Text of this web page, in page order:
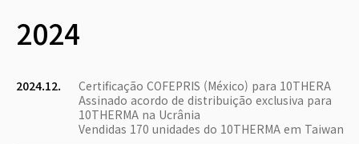
2024
2024.12.
Certificação COFEPRIS (México) para 10THERA
Assinado acordo de distribuição exclusiva para
10THERMA na Ucrânia
Vendidas 170 unidades do 10THERMA em Taiwan